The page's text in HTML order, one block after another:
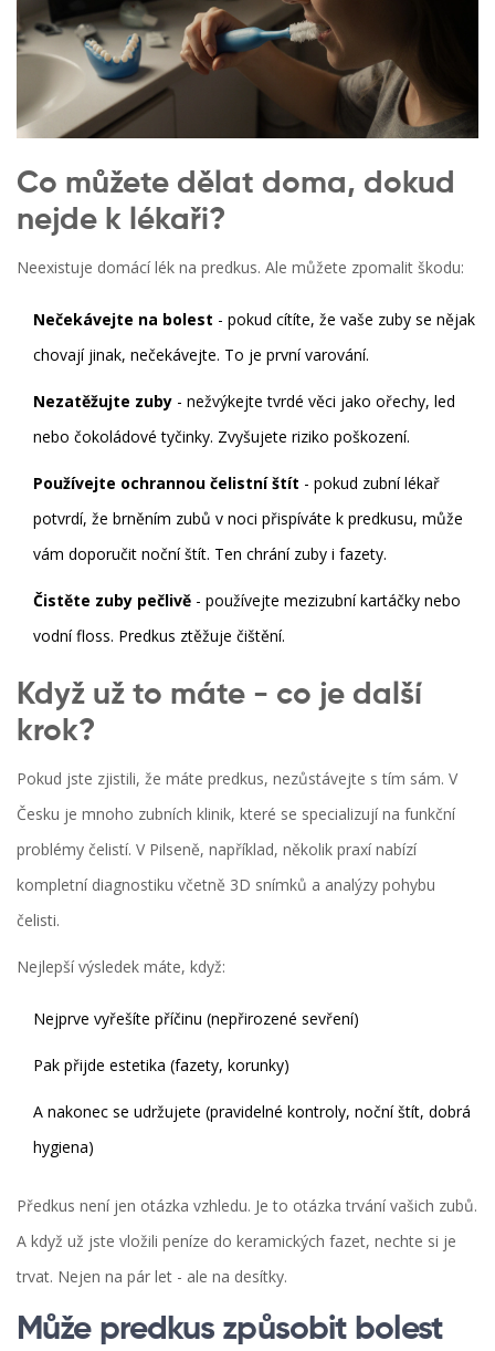
Co můžete dělat doma, dokud
nejde k lékaři?
Neexistuje domácí lék na predkus. Ale můžete zpomalit škodu:
Nečekávejte na bolest - pokud cítíte, že vaše zuby se nějak
chovají jinak, nečekávejte. To je první varování.
Nezatěžujte zuby - nežvýkejte tvrdé věci jako ořechy, led
nebo čokoládové tyčinky. Zvyšujete riziko poškození.
Používejte ochrannou čelistní štít - pokud zubní lékař
potvrdí, že brněním zubů v noci přispíváte k predkusu, může
vám doporučit noční štít. Ten chrání zuby i fazety.
Čistěte zuby pečlivě - používejte mezizubní kartáčky nebo
vodní floss. Predkus ztěžuje čištění.
Když už to máte - co je další
krok?
Pokud jste zjistili, že máte predkus, nezůstávejte s tím sám. V
Česku je mnoho zubních klinik, které se specializují na funkční
problémy čelistí. V Pilseně, například, několik praxí nabízí
kompletní diagnostiku včetně 3D snímků a analýzy pohybu
čelisti.
Nejlepší výsledek máte, když:
Nejprve vyřešíte příčinu (nepřirozené sevření)
Pak přijde estetika (fazety, korunky)
A nakonec se udržujete (pravidelné kontroly, noční štít, dobrá
hygiena)
Předkus není jen otázka vzhledu. Je to otázka trvání vašich zubů.
A když už jste vložili peníze do keramických fazet, nechte si je
trvat. Nejen na pár let - ale na desítky.
Může predkus způsobit bolest